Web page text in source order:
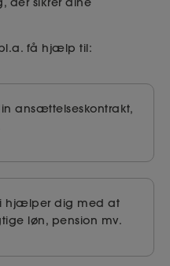
få hjælp til:
ansættelseskontrakt,
hjælper dig med at
løn, pension mv.